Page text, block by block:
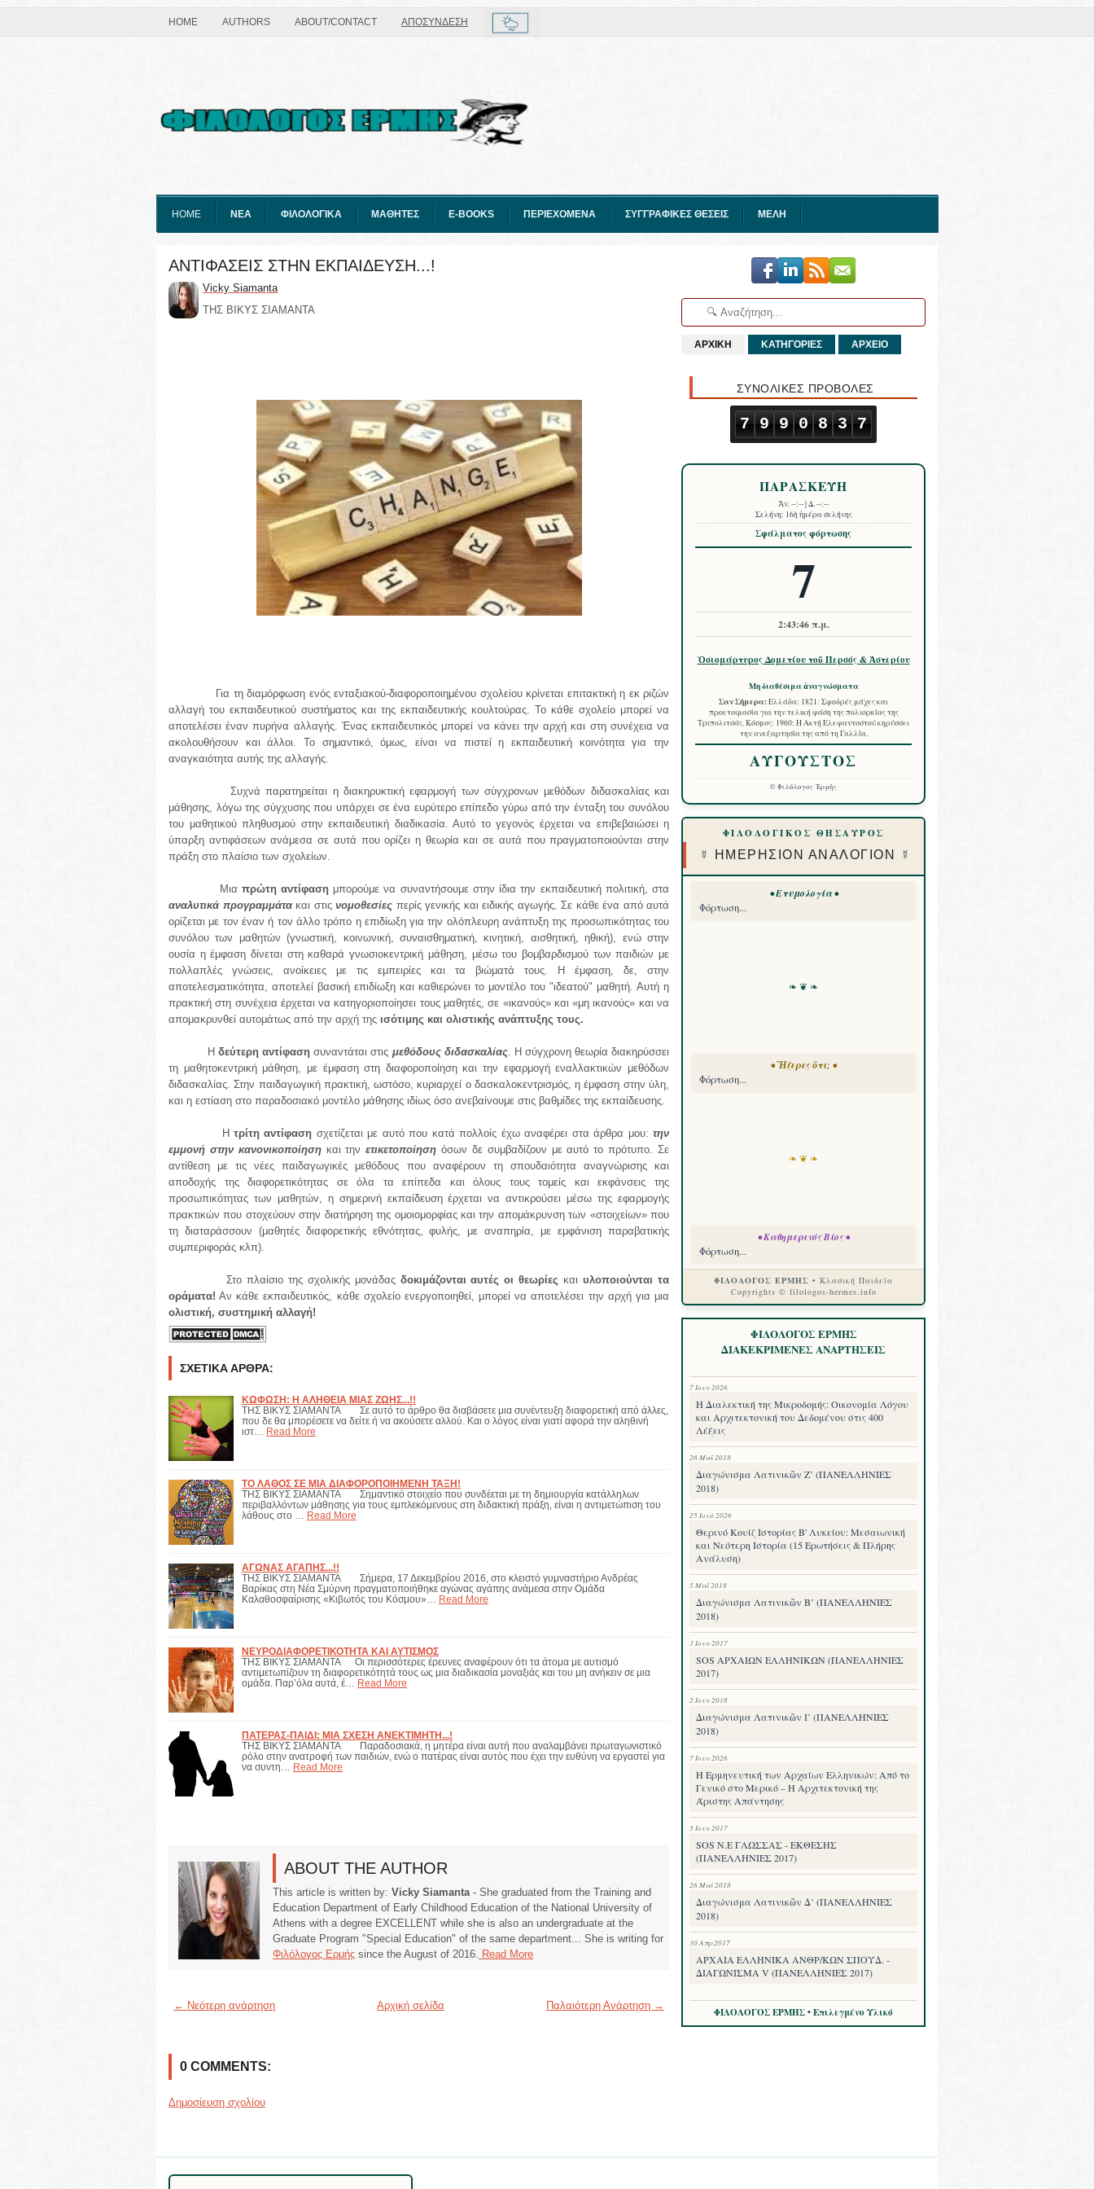
HOME AUTHORS ABOUT/CONTACT ΑΠΟΣΥΝΔΕΣΗ
HOME ΝΕΑ ΦΙΛΟΛΟΓΙΚΑ ΜΑΘΗΤΕΣ E-BOOKS ΠΕΡΙΕΧΟΜΕΝΑ ΣΥΓΓΡΑΦΙΚΕΣ ΘΕΣΕΙΣ ΜΕΛΗ
ΑΝΤΙΦΑΣΕΙΣ ΣΤΗΝ ΕΚΠΑΙΔΕΥΣΗ...!
Vicky Siamanta
ΤΗΣ ΒΙΚΥΣ ΣΙΑΜΑΝΤΑ
Για τη διαμόρφωση ενός ενταξιακού-διαφοροποιημένου σχολείου κρίνεται επιτακτική η εκ ριζών
αλλαγή του εκπαιδευτικού συστήματος και της εκπαιδευτικής κουλτούρας. Το κάθε σχολείο μπορεί να
αποτελέσει έναν πυρήνα αλλαγής. Ένας εκπαιδευτικός μπορεί να κάνει την αρχή και στη συνέχεια να
ακολουθήσουν και άλλοι. Το σημαντικό, όμως, είναι να πιστεί η εκπαιδευτική κοινότητα για την
αναγκαιότητα αυτής της αλλαγής.
Συχνά παρατηρείται η διακηρυκτική εφαρμογή των σύγχρονων μεθόδων διδασκαλίας και
μάθησης, λόγω της σύγχυσης που υπάρχει σε ένα ευρύτερο επίπεδο γύρω από την ένταξη του συνόλου
του μαθητικού πληθυσμού στην εκπαιδευτική διαδικασία. Αυτό το γεγονός έρχεται να επιβεβαιώσει η
ύπαρξη αντιφάσεων ανάμεσα σε αυτά που ορίζει η θεωρία και σε αυτά που πραγματοποιούνται στην
πράξη στο πλαίσιο των σχολείων.
Μια πρώτη αντίφαση μπορούμε να συναντήσουμε στην ίδια την εκπαιδευτική πολιτική, στα
αναλυτικά προγραμμάτακαι στις νομοθεσίες περίς γενικής και ειδικής αγωγής. Σε κάθε ένα από αυτά
ορίζεται με τον έναν ή τον άλλο τρόπο η επιδίωξη για την ολόπλευρη ανάπτυξη της προσωπικότητας του
συνόλου των μαθητών (γνωστική, κοινωνική, συναισθηματική, κινητική, αισθητική, ηθική), ενώ στην
ουσία η έμφαση δίνεται στη καθαρά γνωσιοκεντρική μάθηση, μέσω του βομβαρδισμού των παιδιών με
πολλαπλές γνώσεις, ανοίκειες με τις εμπειρίες και τα βιώματά τους. Η έμφαση, δε, στην
αποτελεσματικότητα, αποτελεί βασική επιδίωξη και καθιερώνει το μοντέλο του "ιδεατού" μαθητή. Αυτή η
πρακτική στη συνέχεια έρχεται να κατηγοριοποίησει τους μαθητές, σε «ικανούς» και «μη ικανούς» και να
απομακρυνθεί αυτομάτως από την αρχή της ισότιμης και ολιστικής ανάπτυξης τους.
Ηδεύτερη αντίφαση συναντάται στις μεθόδους διδασκαλίας. Η σύγχρονη θεωρία διακηρύσσει
τη μαθητοκεντρική μάθηση, με έμφαση στη διαφοροποίηση και την εφαρμογή εναλλακτικών μεθόδων
διδασκαλίας. Στην παιδαγωγική πρακτική, ωστόσο, κυριαρχεί ο δασκαλοκεντρισμός, η έμφαση στην ύλη,
και η εστίαση στο παραδοσιακό μοντέλο μάθησης ιδίως όσο ανεβαίνουμε στις βαθμίδες της εκπαίδευσης.
Ητρίτη αντίφαση σχετίζεται με αυτό που κατά πολλοίς έχω αναφέρει στα άρθρα μου:την
εμμονή στην κανονικοποίησηκαι τηνετικετοποίηση όσων δε συμβαδίζουν με αυτό το πρότυπο. Σε
αντίθεση με τις νέες παιδαγωγικές μεθόδους που αναφέρουν τη σπουδαιότητα αναγνώρισης και
αποδοχής της διαφορετικότητας σε όλα τα επίπεδα και όλους τους τομείς και εκφάνσεις της
προσωπικότητας των μαθητών, η σημερινή εκπαίδευση έρχεται να αντικρούσει μέσω της εφαρμογής
πρακτικών που στοχεύουν στην διατήρηση της ομοιομορφίας και την απομάκρυνση των «στοιχείων» που
τη διαταράσσουν (μαθητές διαφορετικής εθνότητας, φυλής, με αναπηρία, με εμφάνιση παραβατικής
συμπεριφοράς κλπ).
Στο πλαίσιο της σχολικής μονάδας δοκιμάζονται αυτές οι θεωρίες καιυλοποιούνται τα
οράματα! Αν κάθε εκπαιδευτικός, κάθε σχολείο ενεργοποιηθεί, μπορεί να αποτελέσει την αρχή για μια
ολιστική, συστημική αλλαγή!
ΣΧΕΤΙΚΆ ΆΡΘΡΑ:
ΚΩΦΩΣΗ: Η ΑΛΗΘΕΙΑ ΜΙΑΣ ΖΩΗΣ...!!
ΤΗΣ ΒΙΚΥΣ ΣΙΑΜΑΝΤΑ Σε αυτό το άρθρο θα διαβάσετε μια συνέντευξη διαφορετική από άλλες,
που δε θα μπορέσετε να δείτε ή να ακούσετε αλλού. Και ο λόγος είναι γιατί αφορά την αληθινή
ιστ…
Read More
ΤΟ ΛΑΘΟΣ ΣΕ ΜΙΑ ΔΙΑΦΟΡΟΠΟΙΗΜΕΝΗ ΤΑΞΗ!
ΤΗΣ ΒΙΚΥΣ ΣΙΑΜΑΝΤΑ Σημαντικό στοιχείο που συνδέεται με τη δημιουργία κατάλληλων
περιβαλλόντων μάθησης για τους εμπλεκόμενους στη διδακτική πράξη, είναι η αντιμετώπιση του
λάθους στο …
Read More
ΑΓΩΝΑΣ ΑΓΑΠΗΣ...!!
ΤΗΣ ΒΙΚΥΣ ΣΙΑΜΑΝΤΑ Σήμερα, 17 Δεκεμβρίου 2016, στο κλειστό γυμναστήριο Ανδρέας
Βαρίκας στη Νέα Σμύρνη πραγματοποιήθηκε αγώνας αγάπης ανάμεσα στην Ομάδα
Καλαθοσφαίρισης «Κιβωτός του Κόσμου»…
Read More
ΝΕΥΡΟΔΙΑΦΟΡΕΤΙΚΟΤΗΤΑ ΚΑΙ ΑΥΤΙΣΜΟΣ
ΤΗΣ ΒΙΚΥΣ ΣΙΑΜΑΝΤΑ Οι περισσότερες έρευνες αναφέρουν ότι τα άτομα με αυτισμό
αντιμετωπίζουν τη διαφορετικότητά τους ως μια διαδικασία μοναξιάς και του μη ανήκειν σε μια
ομάδα. Παρ’όλα αυτά, έ…
Read More
ΠΑΤΕΡΑΣ-ΠΑΙΔΙ: ΜΙΑ ΣΧΕΣΗ ΑΝΕΚΤΙΜΗΤΗ...!
ΤΗΣ ΒΙΚΥΣ ΣΙΑΜΑΝΤΑ Παραδοσιακά, η μητέρα είναι αυτή που αναλαμβάνει πρωταγωνιστικό
ρόλο στην ανατροφή των παιδιών, ενώ ο πατέρας είναι αυτός που έχει την ευθύνη να εργαστεί για
να συντη…
Read More
ABOUT THE AUTHOR
This article is written by: Vicky Siamanta- She graduated from the Training and
Education Department of Early Childhood Education of the National University of
Athens with a degree EXCELLENT while she is also an undergraduate at the
Graduate Program "Special Education" of the same department... She is writing for
Φιλόλογος Ερμής since the August of 2016. Read More
← Νεότερη ανάρτηση Παλαιότερη Ανάρτηση →
Αρχική σελίδα
0 COMMENTS:
Δημοσίευση σχολίου
ΑΡΧΙΚΗ ΚΑΤΗΓΟΡΙΕΣ ΑΡΧΕΙΟ
ΣΥΝΟΛΙΚΕΣ ΠΡΟΒΟΛΕΣ
7 9 9 0 8 3 7
ΠΑΡΑΣΚΕΥΗ
Ἀν.--:--| Δ.--:--
Σελήνη: 16ὴ ἡμέρα σελήνης
Σφάλματος φόρτωσης
7
2:43:47 π.μ.
Ὁσιομάρτυρος Δομετίου τοῦ Περσός & Ἀστερίου
Μη διαθέσιμα ἀναγνώσματα
Σαν Σήμερα:Ελλάδα: 1821: Σφοδρές μάχες και
προετοιμασία για την τελική φάση της πολιορκίας της
Τριπολιτσάς. Κόσμος: 1960: Η Ακτή Ελεφαντοστού κηρύσσει
την ανεξαρτησία της από τη Γαλλία.
ΑΥΓΟΥΣΤΟΣ
© Φιλόλογος Ἑρμῆς
ΦΙΛΟΛΟΓΙΚΟΣ ΘΗΣΑΥΡΟΣ
☿ ΗΜΕΡΗΣΙΟΝ ΑΝΑΛΟΓΙΟΝ ☿
• Ετυμολογία •
Φόρτωση...
❧ ❦ ❧
• Ἤξερες ὅτι; •
Φόρτωση...
❧ ❦ ❧
• Καθημερινός Βίος •
Φόρτωση...
ΦΙΛΟΛΟΓΟΣ ΕΡΜΗΣ • Κλασική Παιδεία
Copyrights © filologos-hermes.info
ΦΙΛΟΛΟΓΟΣ ΕΡΜΗΣ
ΔΙΑΚΕΚΡΙΜΕΝΕΣ ΑΝΑΡΤΗΣΕΙΣ
7 Ιουν 2026
Η Διαλεκτική της Μικροδομής: Οικονομία Λόγου
και Αρχιτεκτονική του Δεδομένου στις 400
Λέξεις
26 Μαΐ 2018
Διαγώνισμα Λατινικῶν Ζ’ (ΠΑΝΕΛΛΗΝΙΕΣ
2018)
25 Ιουλ 2026
Θερινό Κουίζ Ιστορίας Β' Λυκείου: Μεσαιωνική
και Νεότερη Ιστορία (15 Ερωτήσεις & Πλήρης
Ανάλυση)
5 Μαΐ 2018
Διαγώνισμα Λατινικῶν Β’ (ΠΑΝΕΛΛΗΝΙΕΣ
2018)
3 Ιουν 2017
SOS ΑΡΧΑΙΩΝ ΕΛΛΗΝΙΚΩΝ (ΠΑΝΕΛΛΗΝΙΕΣ
2017)
2 Ιουν 2018
Διαγώνισμα Λατινικῶν Ι’ (ΠΑΝΕΛΛΗΝΙΕΣ
2018)
7 Ιουν 2026
Η Ερμηνευτική των Αρχαίων Ελληνικών: Από το
Γενικό στο Μερικό – Η Αρχιτεκτονική της
Άριστης Απάντησης
5 Ιουν 2017
SOS Ν.Ε ΓΛΩΣΣΑΣ - ΕΚΘΕΣΗΣ
(ΠΑΝΕΛΛΗΝΙΕΣ 2017)
26 Μαΐ 2018
Διαγώνισμα Λατινικῶν Δ’ (ΠΑΝΕΛΛΗΝΙΕΣ
2018)
30 Απρ 2017
ΑΡΧΑΙΑ ΕΛΛΗΝΙΚΑ ΑΝΘΡ/ΚΩΝ ΣΠΟΥΔ. -
ΔΙΑΓΩΝΙΣΜΑ V (ΠΑΝΕΛΛΗΝΙΕΣ 2017)
ΦΙΛΟΛΟΓΟΣ ΕΡΜΗΣ • Επιλεγμένο Υλικό